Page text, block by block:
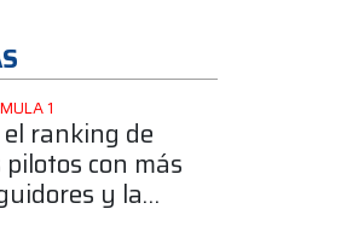
1
el ranking de
pilotos con más
y la